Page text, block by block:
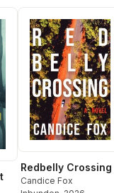
Redbelly Crossing
Candice Fox